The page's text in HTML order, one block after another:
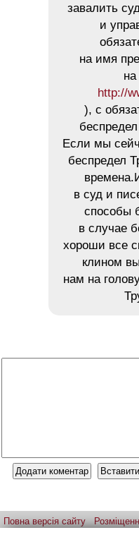
завалить
и
на имя
http://
), с
Если мы
беспредел
в суд и
способы
в случае
хороши все
клином
нам на
Повна версія сайту